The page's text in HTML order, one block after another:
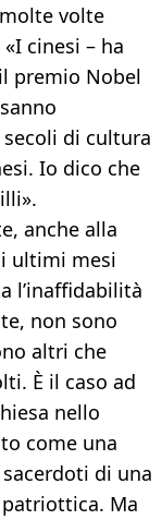
volte
cinesi – ha
premio Nobel
di cultura
Io dico che
anche alla
ultimi mesi
l’inaffidabilità
non sono
altri che
È il caso ad
nello
come una
di una
patriottica. Ma